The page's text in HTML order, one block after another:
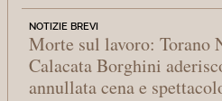
NOTIZIE BREVI
Morte sul lavoro: Torano
Calacata Borghini
annullata cena e